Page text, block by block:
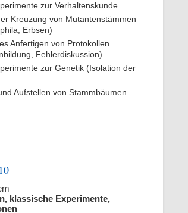
zur Verhaltenskunde
Kreuzung von Mutantenstämmen
Erbsen)
Anfertigen von Protokollen
Fehlerdiskussion)
zur Genetik (Isolation der
Aufstellen von Stammbäumen
klassische Experimente,